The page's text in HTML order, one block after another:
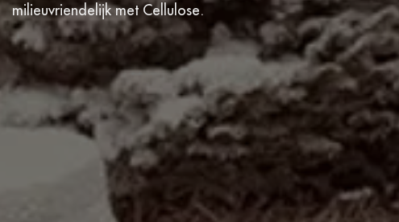
milieuvriendelijk met Cellulose.